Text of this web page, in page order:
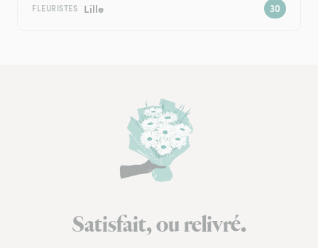
FLEURISTES Lille
Satisfait, ou relivré.